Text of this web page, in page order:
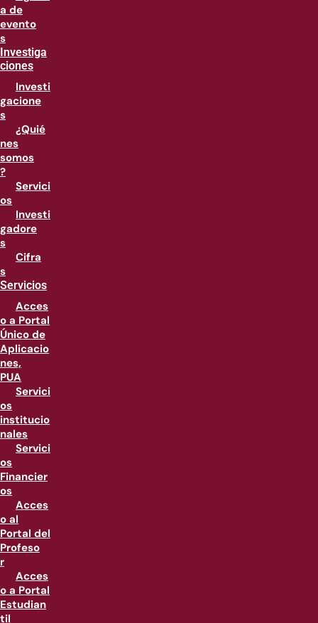
a de
evento
s
Investiga
ciones
Investi
gacione
s
¿Quié
nes
somos
?
Servici
os
Investi
gadore
s
Cifra
s
Servicios
Acces
o a Portal
Único de
Aplicacio
nes,
PUA
Servici
os
institucio
nales
Servici
os
Financier
os
Acces
o al
Portal del
Profeso
r
Acces
o a Portal
Estudian
til